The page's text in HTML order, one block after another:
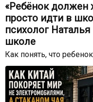
«Ребёнок должен
просто идти в
психолог
школе
Как понять, что